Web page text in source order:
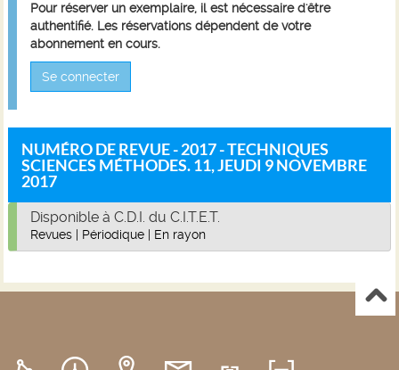
Pour réserver un exemplaire, il est nécessaire d'être
authentifié. Les réservations dépendent de votre
abonnement en cours.
Se connecter
NUMÉRO DE REVUE - 2017 - TECHNIQUES
SCIENCES MÉTHODES. 11, JEUDI 9 NOVEMBRE
2017
Disponible à C.D.I. du C.I.T.E.T.
Revues | Périodique | En rayon